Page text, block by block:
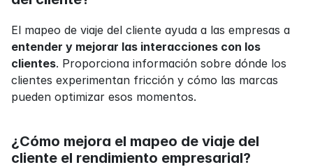
entender y mejorar las interacciones con los
clientes. Proporciona información sobre dónde los
clientes experimentan fricción y cómo las marcas
pueden optimizar esos momentos.
¿Cómo mejora el mapeo de viaje del
cliente el rendimiento empresarial?